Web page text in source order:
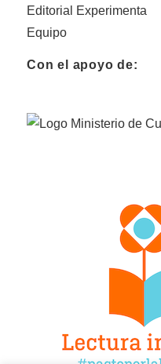
Editorial Experimenta
Equipo
Con el apoyo de: